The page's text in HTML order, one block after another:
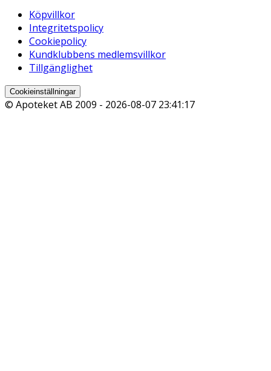
Köpvillkor
Integritetspolicy
Cookiepolicy
Kundklubbens medlemsvillkor
Tillgänglighet
Cookieinställningar
© Apoteket AB 2009 - 2026-08-07 23:41:17